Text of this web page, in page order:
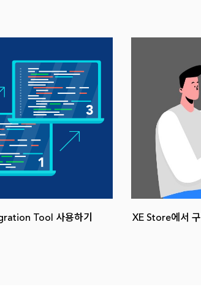
Tool 사용하기
XE Store에서